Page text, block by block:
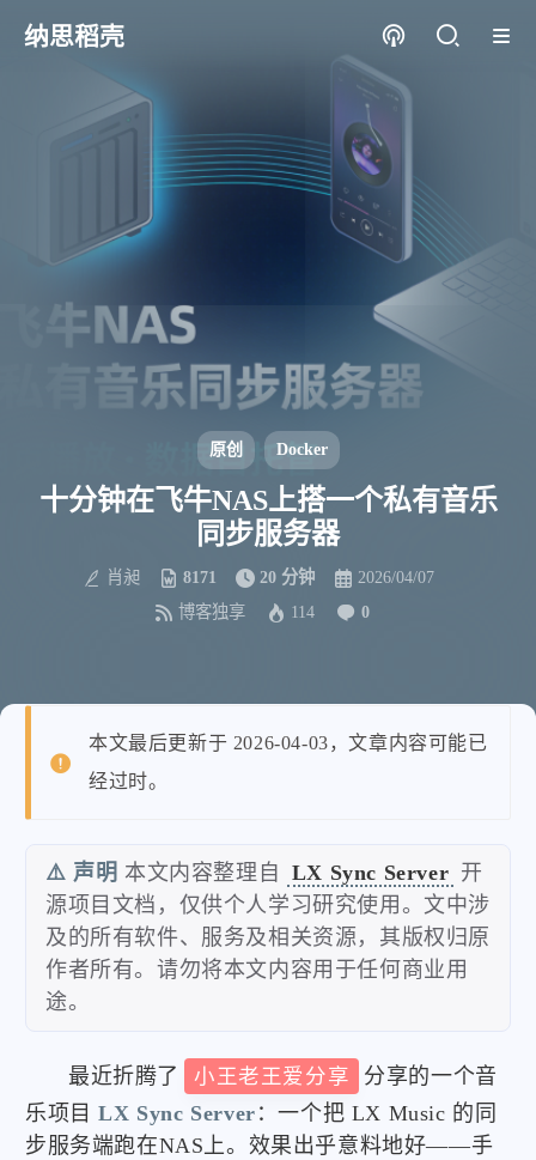
纳思稻壳
原创 Docker
十分钟在飞牛NAS上搭一个私有音乐
同步服务器
肖昶 8171 20 分钟
2026/04/07
博客独享
114 0
本文最后更新于 2026-04-03，文章内容可能已
经过时。
⚠️ 声明 本文内容整理自 LX Sync Server 开
源项目文档，仅供个人学习研究使用。文中涉
及的所有软件、服务及相关资源，其版权归原
作者所有。请勿将本文内容用于任何商业用
途。
最近折腾了 小王老王爱分享
分享的一个音
乐项目LX Sync Server ：一个把 LX Music 的同
步服务端跑在NAS上。效果出乎意料地好——手